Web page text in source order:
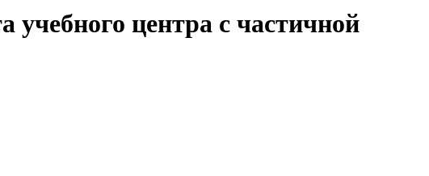
учебного центра с частичной